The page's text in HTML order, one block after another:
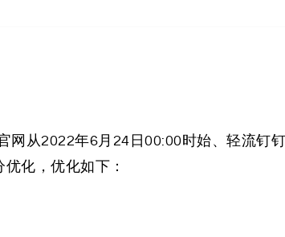
网从2022年6月24日00:00时始、轻流钉
优化，优化如下：